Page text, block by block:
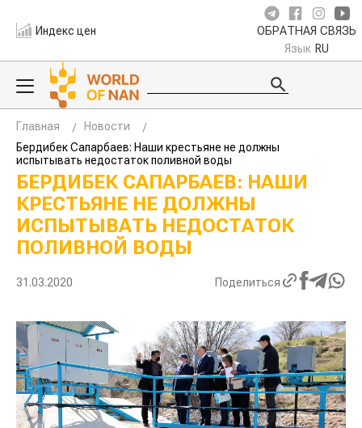
Индекс цен ОБРАТНАЯ СВЯЗЬ
Язык RU
Главная
Новости
Бердибек Сапарбаев: Наши крестьяне не должны
испытывать недостаток поливной воды
БЕРДИБЕК САПАРБАЕВ: НАШИ
КРЕСТЬЯНЕ НЕ ДОЛЖНЫ
ИСПЫТЫВАТЬ НЕДОСТАТОК
ПОЛИВНОЙ ВОДЫ
31.03.2020 Поделиться